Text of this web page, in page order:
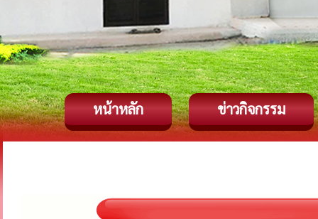
หน้าหลัก ข่าวกิจกรรม